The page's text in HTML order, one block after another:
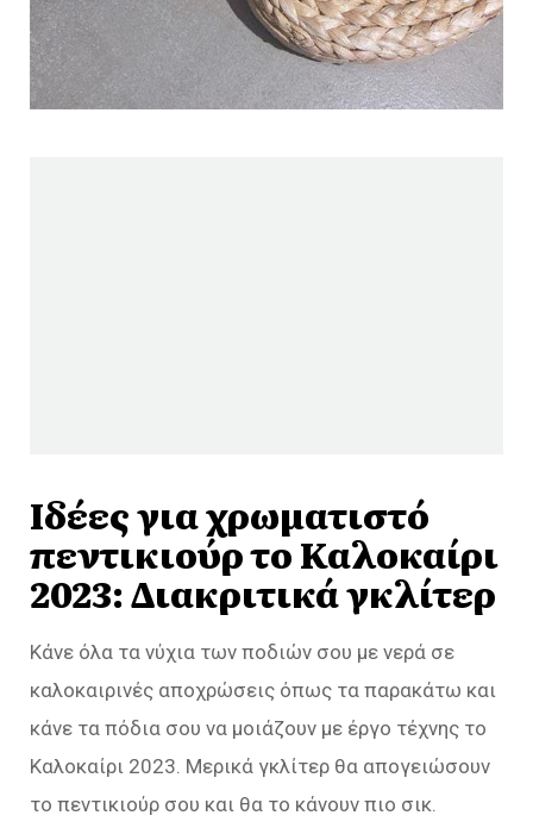
Ιδέες για χρωματιστό
πεντικιούρ το Καλοκαίρι
2023: Διακριτικά γκλίτερ
Κάνε όλα τα νύχια των ποδιών σου με νερά σε
καλοκαιρινές αποχρώσεις όπως τα παρακάτω και
κάνε τα πόδια σου να μοιάζουν με έργο τέχνης το
Καλοκαίρι 2023. Μερικά γκλίτερ θα απογειώσουν
το πεντικιούρ σου και θα το κάνουν πιο σικ.